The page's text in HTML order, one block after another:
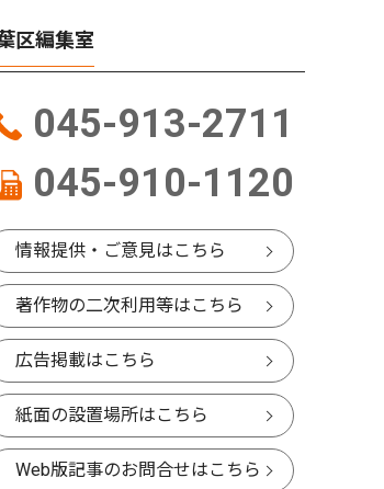
風土記
から7日までナミビアで行われたサ
航さん
ばな台在住 36歳
榎が丘
根色決
で
区編集室
045-913-2711
045-910-1120
情報提供・ご意見はこちら
著作物の二次利用等はこちら
広告掲載はこちら
紙面の設置場所はこちら
Web版記事のお問合せはこちら